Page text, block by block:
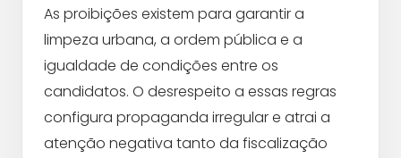
As proibições existem para garantir a
limpeza urbana, a ordem pública e a
igualdade de condições entre os
candidatos. O desrespeito a essas regras
configura propaganda irregular e atrai a
atenção negativa tanto da fiscalização